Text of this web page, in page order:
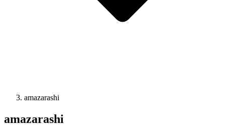
amazarashi
amazarashi